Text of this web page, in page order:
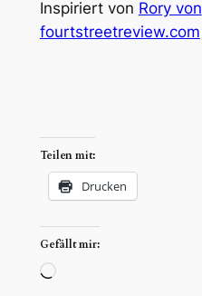
Inspiriert von Rory von
fourtstreetreview.com
Teilen mit:
Drucken
Gefällt mir:
Wird